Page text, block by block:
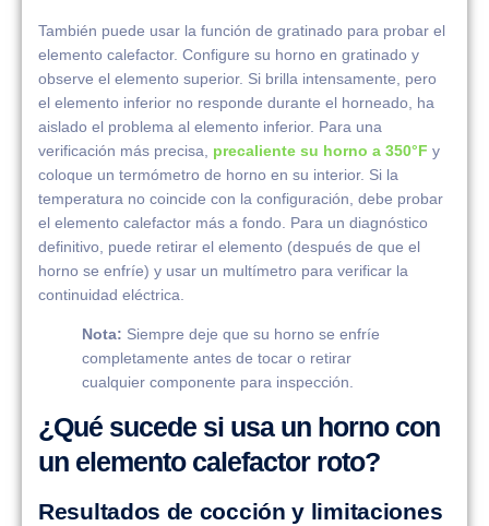
También puede usar la función de gratinado para probar el
elemento calefactor. Configure su horno en gratinado y
observe el elemento superior. Si brilla intensamente, pero
el elemento inferior no responde durante el horneado, ha
aislado el problema al elemento inferior. Para una
verificación más precisa, precaliente su horno a 350°F y
coloque un termómetro de horno en su interior. Si la
temperatura no coincide con la configuración, debe probar
el elemento calefactor más a fondo. Para un diagnóstico
definitivo, puede retirar el elemento (después de que el
horno se enfríe) y usar un multímetro para verificar la
continuidad eléctrica.
Nota: Siempre deje que su horno se enfríe
completamente antes de tocar o retirar
cualquier componente para inspección.
¿Qué sucede si usa un horno con
un elemento calefactor roto?
Resultados de cocción y limitaciones